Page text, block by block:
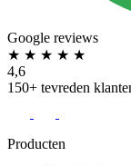
Google reviews
★ ★ ★ ★ ★
4,6
150+ tevreden
Producten